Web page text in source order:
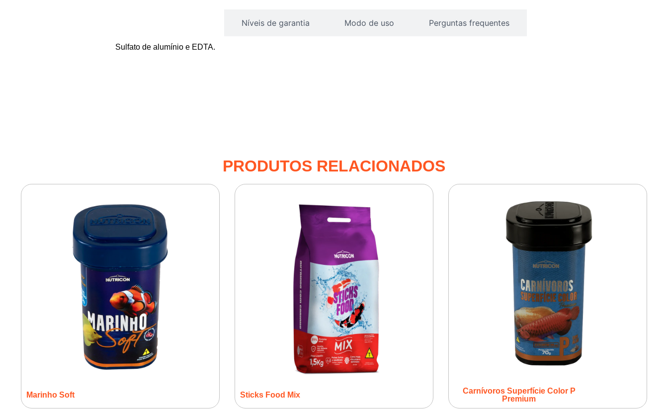
Níveis de garantia Modo de uso Perguntas frequentes
Sulfato de alumínio e EDTA.
PRODUTOS RELACIONADOS
Marinho Soft Sticks Food Mix
Carnívoros Superfície Color P
Premium